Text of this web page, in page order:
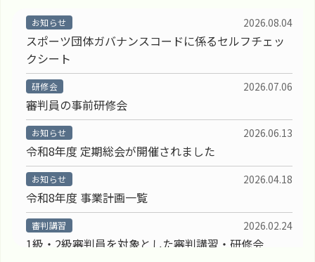
お知らせ 2026.08.04
スポーツ団体ガバナンスコードに係るセルフチェッ
クシート
研修会 2026.07.06
審判員の事前研修会
お知らせ 2026.06.13
令和8年度 定期総会が開催されました
お知らせ 2026.04.18
令和8年度 事業計画一覧
審判講習 2026.02.24
1級・2級審判員を対象とした審判講習・研修会